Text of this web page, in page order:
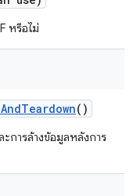
หรือไม่
AndTeardown()
ะการล้างข้อมูลหลังการ